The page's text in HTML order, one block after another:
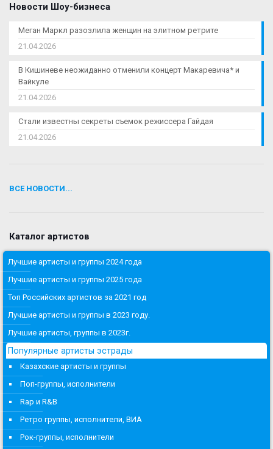
Новости Шоу-бизнеса
Меган Маркл разозлила женщин на элитном ретрите
21.04.2026
В Кишиневе неожиданно отменили концерт Макаревича* и
Вайкуле
21.04.2026
Стали известны секреты съемок режиссера Гайдая
21.04.2026
ВСЕ НОВОСТИ...
Каталог артистов
Лучшие артисты и группы 2024 года
Лучшие артисты и группы 2025 года
Топ Российских артистов за 2021 год
Лучшие артисты и группы в 2023 году.
Лучшие артисты, группы в 2023г.
Популярные артисты эстрады
Казахские артисты и группы
Поп-группы, исполнители
Rap и R&B
Ретро группы, исполнители, ВИА
Рок-группы, исполнители